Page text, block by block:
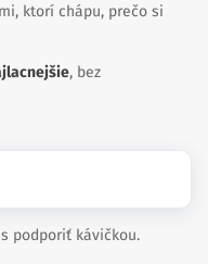
ktorí chápu, prečo si
, bez
podporiť kávičkou.